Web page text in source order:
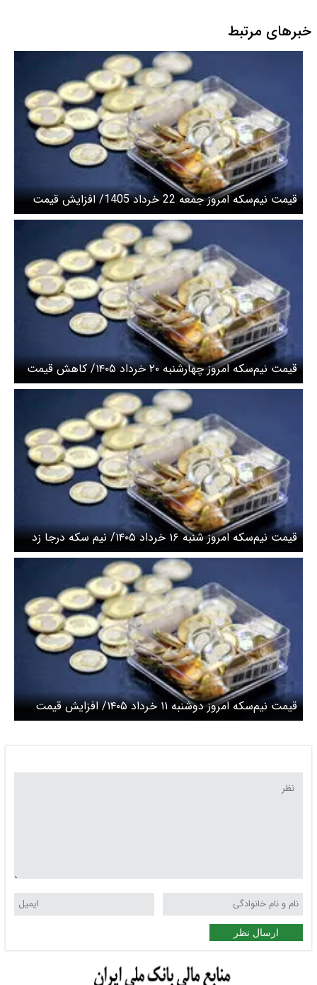
خبرهای مرتبط
قیمت نیم‌سکه امروز جمعه 22 خرداد 1405/ افزایش قیمت
قیمت نیم‌سکه امروز چهارشنبه ۲۰ خرداد ۱۴۰۵/ کاهش قیمت
قیمت نیم‌سکه امروز شنبه ۱۶ خرداد ۱۴۰۵/ نیم سکه درجا زد
قیمت نیم‌سکه امروز دوشنبه ۱۱ خرداد ۱۴۰۵/ افزایش قیمت
نیم سکه
ارسال نظر